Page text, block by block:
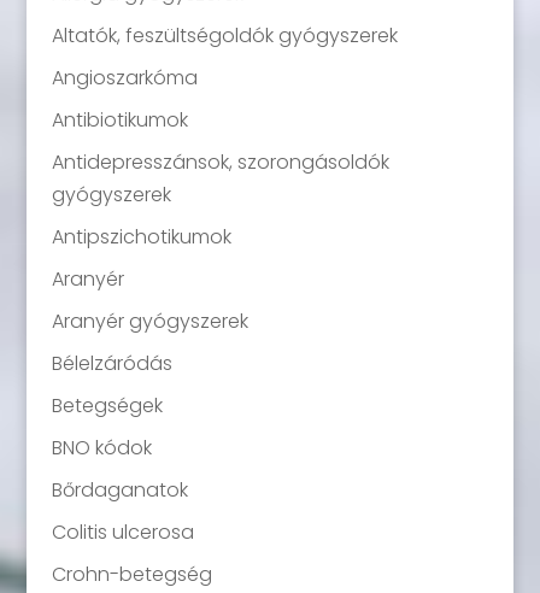
Altatók, feszültségoldók gyógyszerek
Angioszarkóma
Antibiotikumok
Antidepresszánsok, szorongásoldók
gyógyszerek
Antipszichotikumok
Aranyér
Aranyér gyógyszerek
Bélelzáródás
Betegségek
BNO kódok
Bőrdaganatok
Colitis ulcerosa
Crohn-betegség